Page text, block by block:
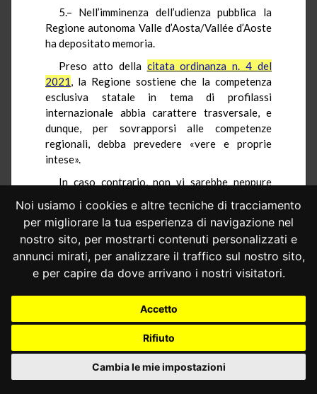
Noi usiamo i cookies e altre tecniche di tracciamento
per migliorare la tua esperienza di navigazione nel
nostro sito, per mostrarti contenuti personalizzati e
annunci mirati, per analizzare il traffico sul nostro sito,
e per capire da dove arrivano i nostri visitatori.
Accetto
Rifiuto
Cambia le mie impostazioni
5.– Nell’imminenza dell’udienza pubblica la
Regione autonoma Valle d’Aosta/Vallée d’Aoste
ha depositato memoria.
Preso atto della citata ordinanza n. 4 del
2021, la Regione sostiene che la competenza
esclusiva statale in tema di profilassi
internazionale abbia carattere trasversale, e
dunque, per sovrapporsi alle competenze
regionali, debba prevedere «vere e proprie
intese».
In caso contrario, non vi sarebbe neppure
quadro della leale collaborazione, tra normative
applicabili in ciascuna Regione, che l’ordinanza n.
4 del 2021ha reputato consentita.
Difatti, a tal fine non sarebbero sufficienti
neppure le misure regionali previste dall’art. 3
del d.l. n. 19 del 2020, come convertito, e dall’art.
1, comma 16, del d.l. n. 33 del 2020, come
convertito, posto che esse sono consentite solo
nelle more dell’adozione dei d.P.C.m. Visto che
questi ultimi si susseguono senza soluzione di
continuità, non vi sarebbe modo per introdurre